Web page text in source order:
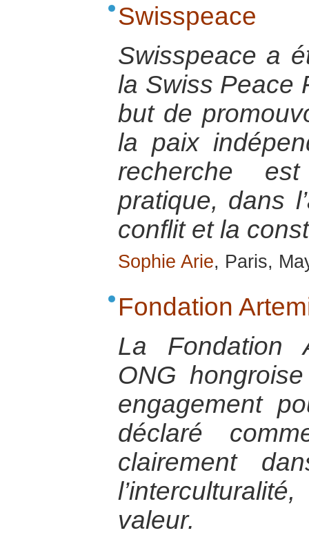
Swisspeace
Swisspeace a
la Swiss Peace
but de
la paix
recherche
pratique, dans
conflit et la
Sophie Arie, Paris,
Fondation
La Fondation
ONG
engagement
déclaré
clairement
valeur.